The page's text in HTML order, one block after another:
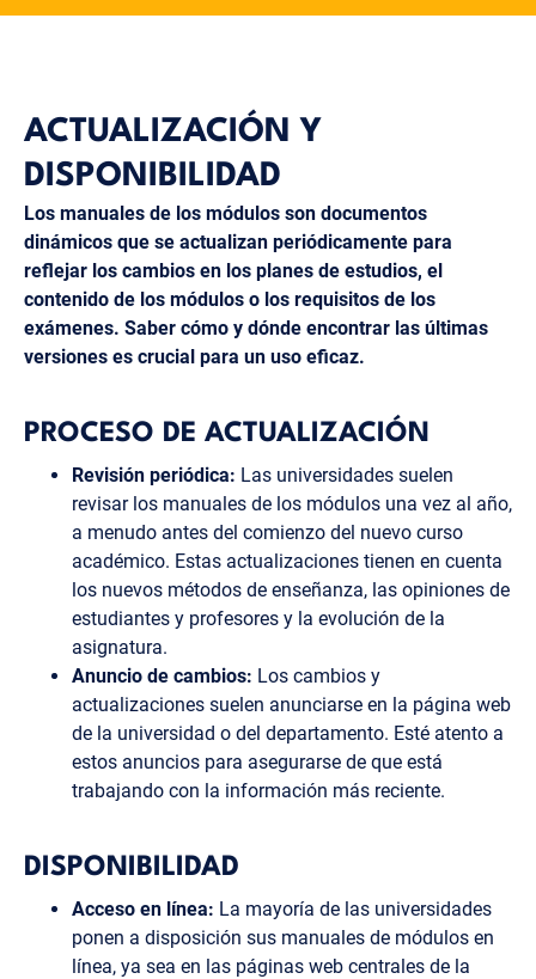
ACTUALIZACIÓN Y
DISPONIBILIDAD
Los manuales de los módulos son documentos
dinámicos que se actualizan periódicamente para
reflejar los cambios en los planes de estudios, el
contenido de los módulos o los requisitos de los
exámenes. Saber cómo y dónde encontrar las últimas
versiones es crucial para un uso eficaz.
PROCESO DE ACTUALIZACIÓN
Revisión periódica: Las universidades suelen
revisar los manuales de los módulos una vez al año,
a menudo antes del comienzo del nuevo curso
académico. Estas actualizaciones tienen en cuenta
los nuevos métodos de enseñanza, las opiniones de
estudiantes y profesores y la evolución de la
asignatura.
Anuncio de cambios: Los cambios y
actualizaciones suelen anunciarse en la página web
de la universidad o del departamento. Esté atento a
estos anuncios para asegurarse de que está
trabajando con la información más reciente.
DISPONIBILIDAD
Acceso en línea: La mayoría de las universidades
ponen a disposición sus manuales de módulos en
línea, ya sea en las páginas web centrales de la